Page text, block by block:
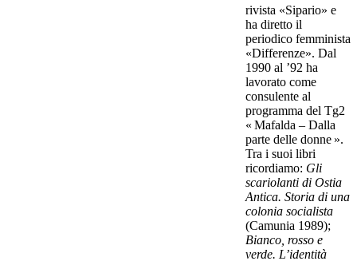
rivista «Sipario» e
ha diretto il
periodico femminista
«Differenze». Dal
1990 al ’92 ha
lavorato come
consulente al
programma del Tg2
« Mafalda – Dalla
parte delle donne ».
Tra i suoi libri
ricordiamo: Gli
scariolanti di Ostia
Antica. Storia di una
colonia socialista
(Camunia 1989);
Bianco, rosso e
verde. L’identità